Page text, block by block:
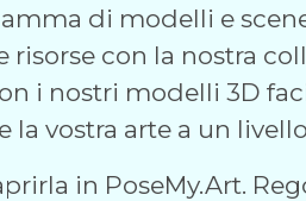
di modelli e
con la nostra
i nostri modelli 3D
vostra arte a un
in PoseMy.Art.